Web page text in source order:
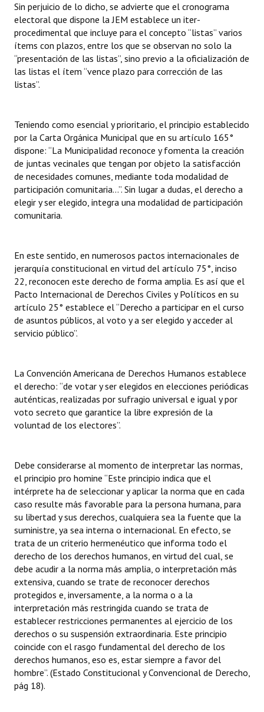
Sin perjuicio de lo dicho, se advierte que el cronograma
electoral que dispone la JEM establece un iter-
procedimental que incluye para el concepto “listas” varios
ítems con plazos, entre los que se observan no solo la
“presentación de las listas”, sino previo a la oficialización de
las listas el ítem “vence plazo para corrección de las
listas”.
Teniendo como esencial y prioritario, el principio establecido
por la Carta Orgánica Municipal que en su artículo 165°
dispone: “La Municipalidad reconoce y fomenta la creación
de juntas vecinales que tengan por objeto la satisfacción
de necesidades comunes, mediante toda modalidad de
participación comunitaria…”. Sin lugar a dudas, el derecho a
elegir y ser elegido, integra una modalidad de participación
comunitaria.
En este sentido, en numerosos pactos internacionales de
jerarquía constitucional en virtud del artículo 75°, inciso
22, reconocen este derecho de forma amplia. Es así que el
Pacto Internacional de Derechos Civiles y Políticos en su
artículo 25° establece el “Derecho a participar en el curso
de asuntos públicos, al voto y a ser elegido y acceder al
servicio público”.
La Convención Americana de Derechos Humanos establece
el derecho: “de votar y ser elegidos en elecciones periódicas
auténticas, realizadas por sufragio universal e igual y por
voto secreto que garantice la libre expresión de la
voluntad de los electores”.
Debe considerarse al momento de interpretar las normas,
el principio pro homine “Este principio indica que el
intérprete ha de seleccionar y aplicar la norma que en cada
caso resulte más favorable para la persona humana, para
su libertad y sus derechos, cualquiera sea la fuente que la
suministre, ya sea interna o internacional. En efecto, se
trata de un criterio hermenéutico que informa todo el
derecho de los derechos humanos, en virtud del cual, se
debe acudir a la norma más amplia, o interpretación más
extensiva, cuando se trate de reconocer derechos
protegidos e, inversamente, a la norma o a la
interpretación más restringida cuando se trata de
establecer restricciones permanentes al ejercicio de los
derechos o su suspensión extraordinaria. Este principio
coincide con el rasgo fundamental del derecho de los
derechos humanos, eso es, estar siempre a favor del
hombre”. (Estado Constitucional y Convencional de Derecho,
pág 18).